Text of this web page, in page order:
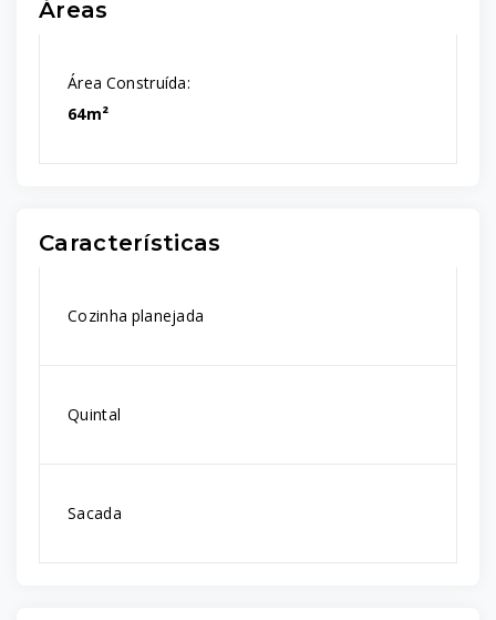
Áreas
Área Construída:
64m²
Características
Cozinha planejada
Quintal
Sacada